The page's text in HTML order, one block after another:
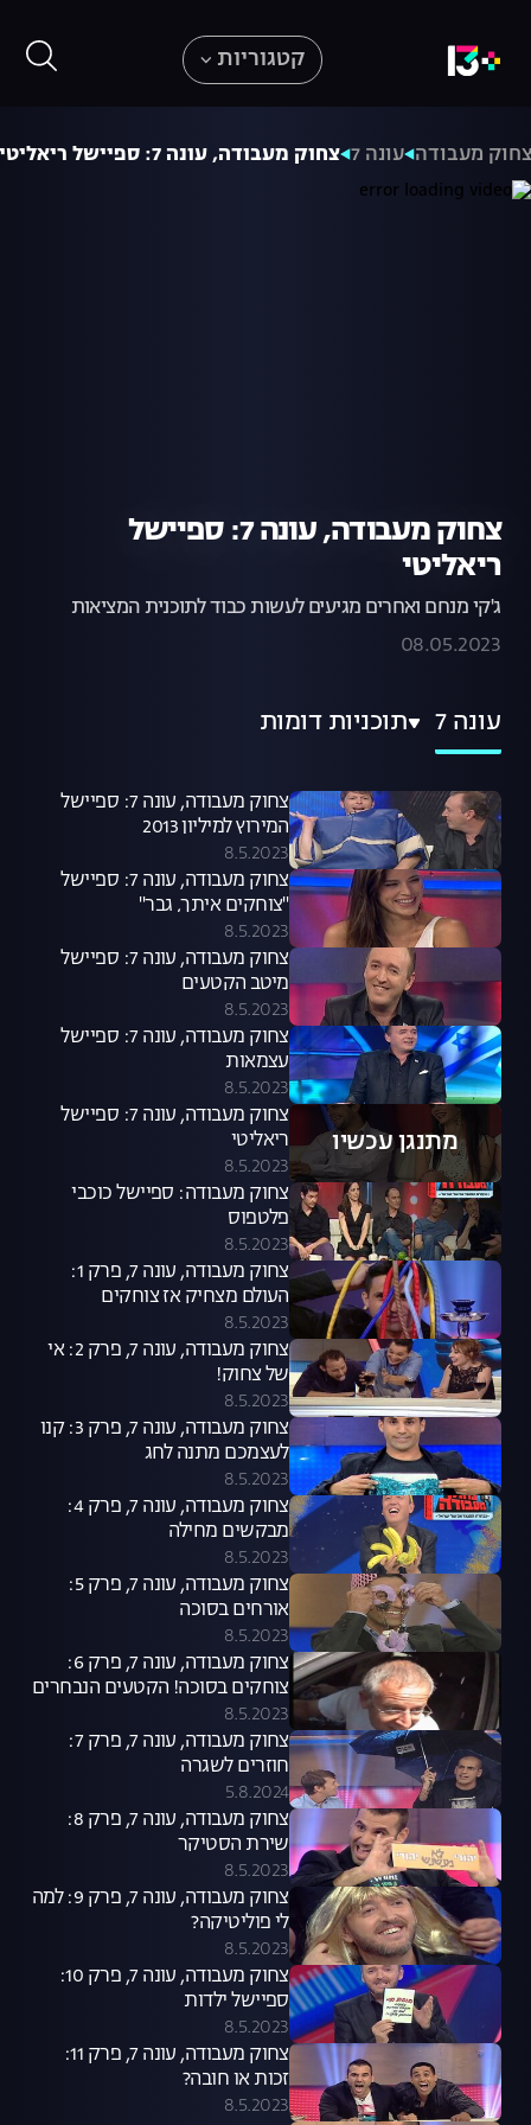
קטגוריות
מעבודה עונה 7 צחוק מעבודה, עונה 7: ספיישל ריאליטי
צחוק מעבודה, עונה 7: ספיישל
ריאליטי
ג'קי מנחם ואחרים מגיעים לעשות כבוד לתוכנית המציאות
08.05.2023
עונה 7 תוכניות דומות
צחוק מעבודה, עונה 7: ספיישל
המירוץ למיליון 2013
8.5.2023
צחוק מעבודה, עונה 7: ספיישל
"צוחקים איתך, גבר"
8.5.2023
צחוק מעבודה, עונה 7: ספיישל
מיטב הקטעים
8.5.2023
צחוק מעבודה, עונה 7: ספיישל
עצמאות
8.5.2023
מתנגן עכשיו
צחוק מעבודה, עונה 7: ספיישל
ריאליטי
8.5.2023
צחוק מעבודה: ספיישל כוכבי
פלטפוס
8.5.2023
צחוק מעבודה, עונה 7, פרק 1:
העולם מצחיק אז צוחקים
8.5.2023
צחוק מעבודה, עונה 7, פרק 2: אי
של צחוק!
8.5.2023
צחוק מעבודה, עונה 7, פרק 3: קנו
לעצמכם מתנה לחג
8.5.2023
צחוק מעבודה, עונה 7, פרק 4:
מבקשים מחילה
8.5.2023
צחוק מעבודה, עונה 7, פרק 5:
אורחים בסוכה
8.5.2023
צחוק מעבודה, עונה 7, פרק 6:
צוחקים בסוכה! הקטעים הנבחרים
8.5.2023
צחוק מעבודה, עונה 7, פרק 7:
חוזרים לשגרה
5.8.2024
צחוק מעבודה, עונה 7, פרק 8:
שירת הסטיקר
8.5.2023
צחוק מעבודה, עונה 7, פרק 9: למה
לי פוליטיקה?
8.5.2023
צחוק מעבודה, עונה 7, פרק 10:
ספיישל ילדות
8.5.2023
צחוק מעבודה, עונה 7, פרק 11:
זכות או חובה?
8.5.2023